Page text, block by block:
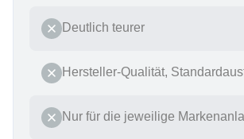
Deutlich teurer
Hersteller-Qualität,
Nur für die jeweilige